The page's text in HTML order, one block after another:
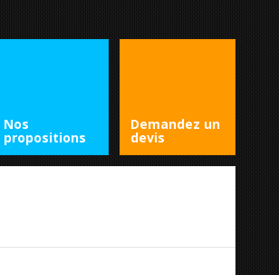
Nos
propositions
Demandez un
devis